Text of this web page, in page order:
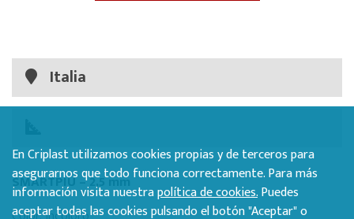
Italia
SMARTPIU – 2,5 mm
En Criplast utilizamos cookies propias y de terceros para
asegurarnos que todo funciona correctamente. Para más
información visita nuestrapolítica de cookies.Puedes
aceptar todas las cookies pulsando el botón "Aceptar" o